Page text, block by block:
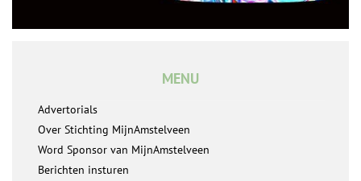
MENU
Advertorials
Over Stichting MijnAmstelveen
Word Sponsor van MijnAmstelveen
Berichten insturen